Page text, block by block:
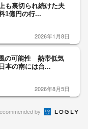
も裏切られ続けた夫
1億円の行...
2026年1月8日
の可能性 熱帯低気
本の南には台...
2026年8月5日
by